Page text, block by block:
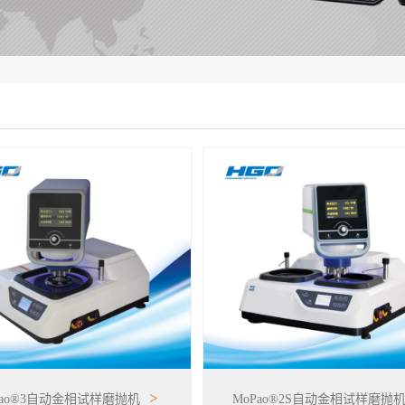
自动金相试样磨抛机 > MoPao®2S自动金相试样磨抛